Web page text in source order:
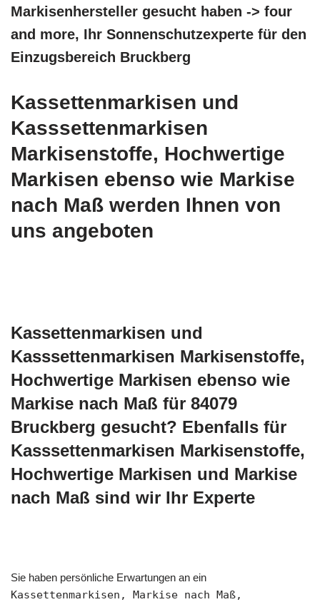
Markisenhersteller gesucht haben -> four
and more, Ihr Sonnenschutzexperte für den
Einzugsbereich Bruckberg
Kassettenmarkisen und
Kasssettenmarkisen
Markisenstoffe, Hochwertige
Markisen ebenso wie Markise
nach Maß werden Ihnen von
uns angeboten
Kassettenmarkisen und
Kasssettenmarkisen Markisenstoffe,
Hochwertige Markisen ebenso wie
Markise nach Maß für 84079
Bruckberg gesucht? Ebenfalls für
Kasssettenmarkisen Markisenstoffe,
Hochwertige Markisen und Markise
nach Maß sind wir Ihr Experte
Sie haben persönliche Erwartungen an ein
Kassettenmarkisen, Markise nach Maß,